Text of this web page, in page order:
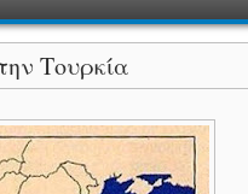
Τουρκία